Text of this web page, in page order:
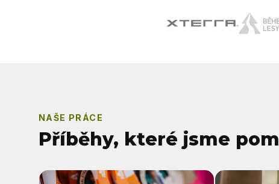
NAŠE PRÁCE
Příběhy, které jsme